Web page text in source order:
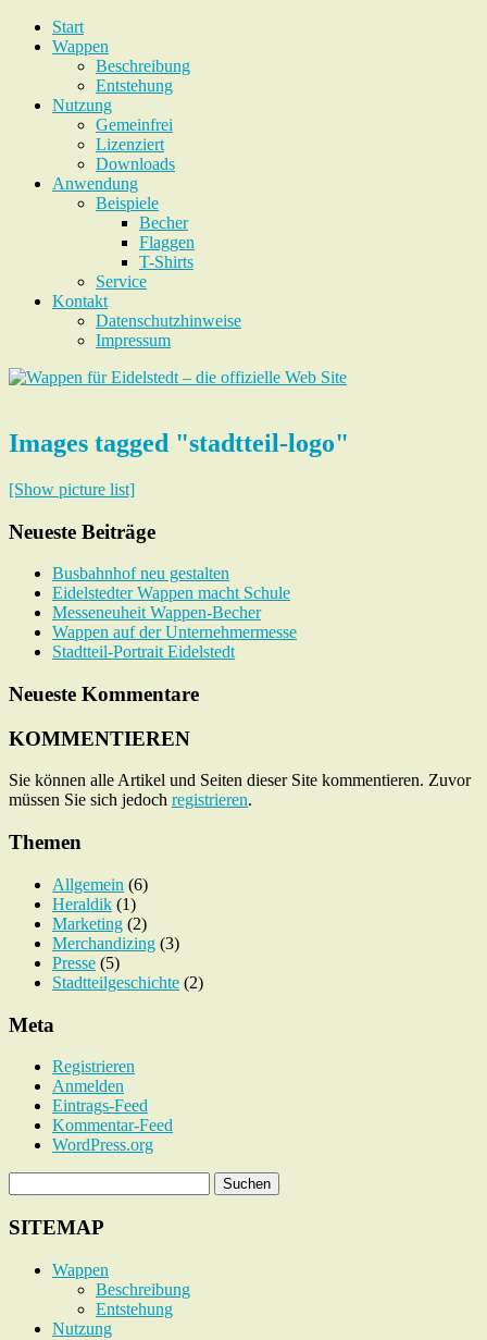
Start
Wappen
Beschreibung
Entstehung
Nutzung
Gemeinfrei
Lizenziert
Downloads
Anwendung
Beispiele
Becher
Flaggen
T-Shirts
Service
Kontakt
Datenschutzhinweise
Impressum
Images tagged "stadtteil-logo"
[Show picture list]
Neueste Beiträge
Busbahnhof neu gestalten
Eidelstedter Wappen macht Schule
Messeneuheit Wappen-Becher
Wappen auf der Unternehmermesse
Stadtteil-Portrait Eidelstedt
Neueste Kommentare
KOMMENTIEREN
Sie können alle Artikel und Seiten dieser Site kommentieren. Zuvor
müssen Sie sich jedoch registrieren.
Themen
Allgemein (6)
Heraldik (1)
Marketing (2)
Merchandizing (3)
Presse (5)
Stadtteilgeschichte (2)
Meta
Registrieren
Anmelden
Eintrags-Feed
Kommentar-Feed
WordPress.org
SITEMAP
Wappen
Beschreibung
Entstehung
Nutzung